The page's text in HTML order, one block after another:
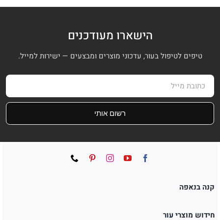
הישארו מעודכנים
טיפים לטיפול בעור, עדכוני מוצרים ומבצעים — ישירות למייל.
רשום אותי
קנה בנאפה
חידוש מוצרי עור